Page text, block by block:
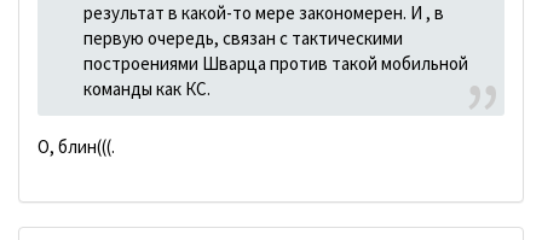
результат в какой-то мере закономерен. И , в
первую очередь, связан с тактическими
построениями Шварца против такой мобильной
команды как КС.
О, блин(((.